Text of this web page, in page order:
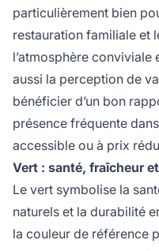
particulièrement bien
restauration familiale et
l’atmosphère
aussi la perception de
bénéficier d’un bon
présence fréquente
accessible ou à prix
Vert : santé, fraîcheur
Le vert symbolise la
naturels et la durabilité
la couleur de référence